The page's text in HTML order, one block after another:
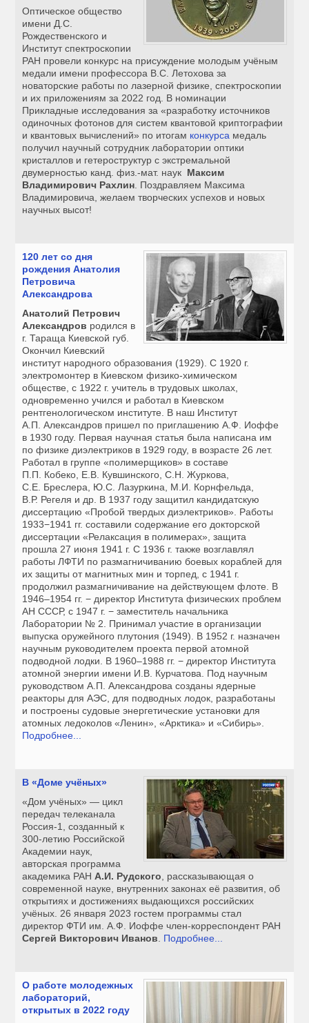
Оптическое общество
имени Д.С.
Рождественского и
Институт спектроскопии
РАН провели конкурс на присуждение молодым учёным
медали имени профессора В.С. Летохова за
новаторские работы по лазерной физике, спектроскопии
и их приложениям за 2022 год. В номинации
Прикладные исследования за «разработку источников
одиночных фотонов для систем квантовой криптографии
и квантовых вычислений» по итогам конкурса медаль
получил научный сотрудник лаборатории оптики
кристаллов и гетероструктур с экстремальной
двумерностью канд. физ.-мат. наук Максим
Владимирович Рахлин . Поздравляем Максима
Владимировича, желаем творческих успехов и новых
научных высот!
120 лет со дня
рождения Анатолия
Петровича
Александрова
Анатолий Петрович
Александров родился в
г. Тараща Киевской губ.
Окончил Киевский
институт народного образования (1929). С 1920 г.
электромонтер в Киевском физико-химическом
обществе, с 1922 г. учитель в трудовых школах,
одновременно учился и работал в Киевском
рентгенологическом институте. В наш Институт
А.П. Александров пришел по приглашению А.Ф. Иоффе
в 1930 году. Первая научная статья была написана им
по физике диэлектриков в 1929 году, в возрасте 26 лет.
Работал в группе «полимерщиков» в составе
П.П. Кобеко, Е.В. Кувшинского, С.Н. Журкова,
С.Е. Бреслера, Ю.С. Лазуркина, М.И. Корнфельда,
В.Р. Регеля и др. В 1937 году защитил кандидатскую
диссертацию «Пробой твердых диэлектриков». Работы
1933−1941 гг. составили содержание его докторской
диссертации «Релаксация в полимерах», защита
прошла 27 июня 1941 г. C 1936 г. также возглавлял
работы ЛФТИ по размагничиванию боевых кораблей для
их защиты от магнитных мин и торпед, с 1941 г.
продолжил размагничивание на действующем флоте. В
1946–1954 гг. − директор Института физических проблем
АН СССР, с 1947 г. − заместитель начальника
Лаборатории № 2. Принимал участие в организации
выпуска оружейного плутония (1949). В 1952 г. назначен
научным руководителем проекта первой атомной
подводной лодки. В 1960–1988 гг. − директор Института
атомной энергии имени И.В. Курчатова. Под научным
руководством А.П. Александрова созданы ядерные
реакторы для АЭС, для подводных лодок, разработаны
и построены судовые энергетические установки для
атомных ледоколов «Ленин», «Арктика» и «Сибирь».
Подробнее...
В «Доме учёных»
«Дом учёных» — цикл
передач телеканала
Россия-1, созданный к
300-летию Российской
Академии наук,
авторская программа
академика РАН А.И. Рудского , рассказывающая о
современной науке, внутренних законах её развития, об
открытиях и достижениях выдающихся российских
учёных. 26 января 2023 гостем программы стал
директор ФТИ им. А.Ф. Иоффе член-корреспондент РАН
Сергей Викторович Иванов
Подробнее...
О работе молодежных
лабораторий,
открытых в 2022 году